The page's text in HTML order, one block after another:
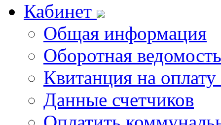
Кабинет
Общая информация
Оборотная ведомость
Квитанция на
Данные счетчиков